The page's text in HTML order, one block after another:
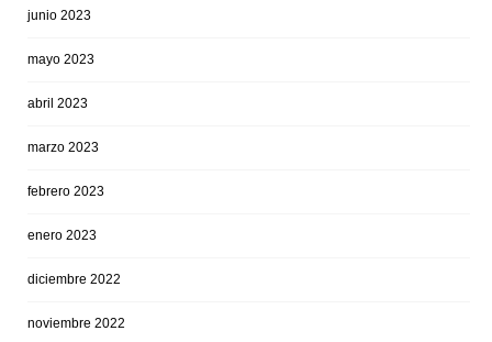
junio 2023
mayo 2023
abril 2023
marzo 2023
febrero 2023
enero 2023
diciembre 2022
noviembre 2022